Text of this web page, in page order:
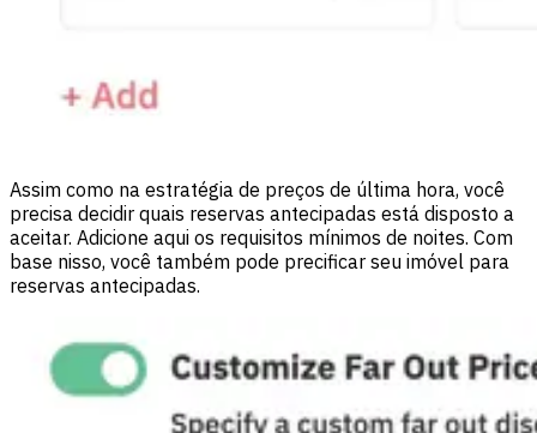
Assim como na estratégia de preços de última hora, você
precisa decidir quais reservas antecipadas está disposto a
aceitar. Adicione aqui os requisitos mínimos de noites. Com
base nisso, você também pode precificar seu imóvel para
reservas antecipadas.